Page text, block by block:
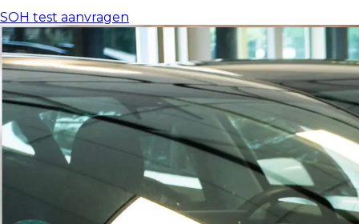
SOH test aanvragen